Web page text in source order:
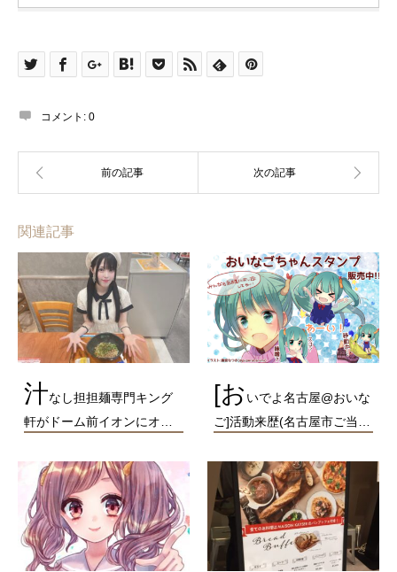
コメント: 0
関連記事
汁なし担担麺専門キング
軒がドーム前イオンにオ…
[おいでよ名古屋@おいな
ご]活動来歴(名古屋市ご当…